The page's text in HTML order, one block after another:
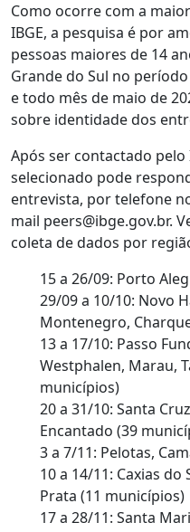
Como ocorre com a
IBGE, a pesquisa é por
pessoas maiores de 14
Grande do Sul no
e todo mês de maio de
sobre identidade dos
Após ser contactado pelo
selecionado pode
entrevista, por telefone
mail peers@ibge.gov.br.
coleta de dados por
15 a 26/09: Porto
29/09 a 10/10: Novo
Montenegro,
13 a 17/10: Passo
Westphalen, Marau,
municípios)
20 a 31/10: Santa
Encantado (39
3 a 7/11: Pelotas,
10 a 14/11: Caxias do
Prata (11 municípios)
17 a 28/11: Santa